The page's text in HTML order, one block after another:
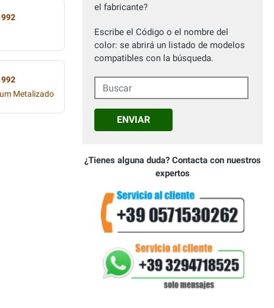
Metalizado
el fabricante?
Escribe el Código o el nombre del
color: se abrirá un listado de modelos
compatibles con la búsqueda.
Buscar
ENVIAR
¿Tienes alguna duda? Contacta con nuestros
expertos